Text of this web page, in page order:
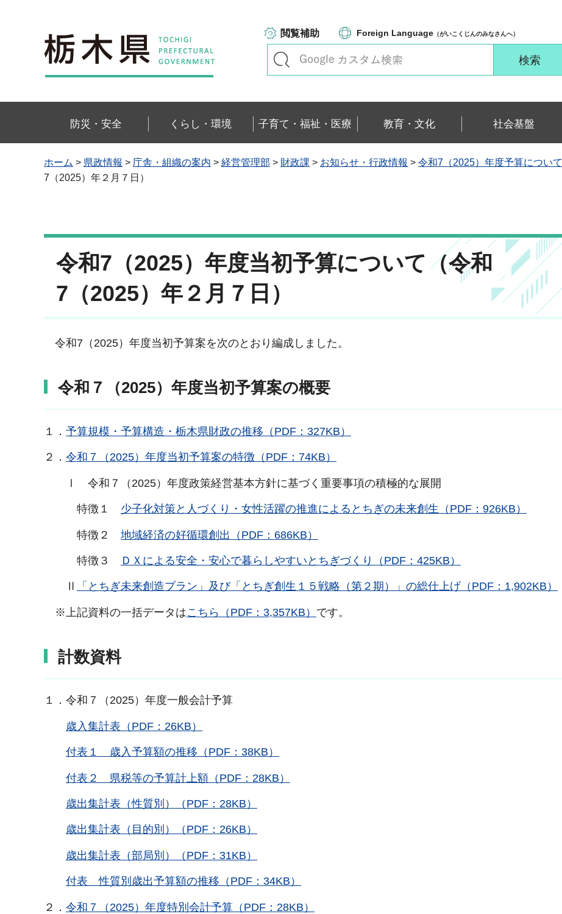
栃木県
閲覧補助 Foreign Language （がいこくじんのみなさんへ）
防災・安全 くらし・環境 子育て・福祉・医療 教育・文化 社会基盤
ホーム > 県政情報 > 庁舎・組織の案内 > 経営管理部 > 財政課 > お知らせ・行政情報 > 令和7（2025）年度予算について
7（2025）年２月７日）
令和7（2025）年度当初予算について（令和
7（2025）年２月７日）
令和7（2025）年度当初予算案を次のとおり編成しました。
令和７（2025）年度当初予算案の概要
１． 予算規模・予算構造・栃木県財政の推移（PDF：327KB）
２． 令和７（2025）年度当初予算案の特徴（PDF：74KB）
Ⅰ 令和７（2025）年度政策経営基本方針に基づく重要事項の積極的な展開
特徴１ 少子化対策と人づくり・女性活躍の推進によるとちぎの未来創生（PDF：926KB）
特徴２ 地域経済の好循環創出（PDF：686KB）
特徴３ ＤＸによる安全・安心で暮らしやすいとちぎづくり（PDF：425KB）
Ⅱ 「とちぎ未来創造プラン」及び「とちぎ創生１５戦略（第２期）」の総仕上げ（PDF：1,902KB）
※上記資料の一括データはこちら（PDF：3,357KB） です。
計数資料
１．令和７（2025）年度一般会計予算
歳入集計表（PDF：26KB）
付表１ 歳入予算額の推移（PDF：38KB）
付表２ 県税等の予算計上額（PDF：28KB）
歳出集計表（性質別）（PDF：28KB）
歳出集計表（目的別）（PDF：26KB）
歳出集計表（部局別）（PDF：31KB）
付表 性質別歳出予算額の推移（PDF：34KB）
２． 令和７（2025）年度特別会計予算（PDF：28KB）